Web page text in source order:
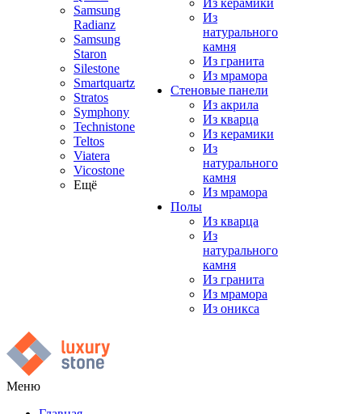
Samsung
Radianz
Samsung
Staron
Silestone
Smartquartz
Stratos
Symphony
Technistone
Teltos
Viatera
Vicostone
Ещё
Из керамики
Из
натурального
камня
Из гранита
Из мрамора
Стеновые панели
Из акрила
Из кварца
Из керамики
Из
натурального
камня
Из мрамора
Полы
Из кварца
Из
натурального
камня
Из гранита
Из мрамора
Из оникса
Меню